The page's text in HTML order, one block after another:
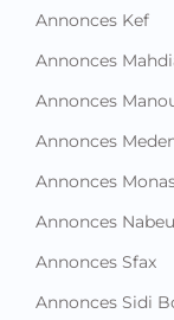
Annonces Kef
Annonces
Annonces
Annonces
Annonces
Annonces
Annonces Sfax
Annonces Sidi